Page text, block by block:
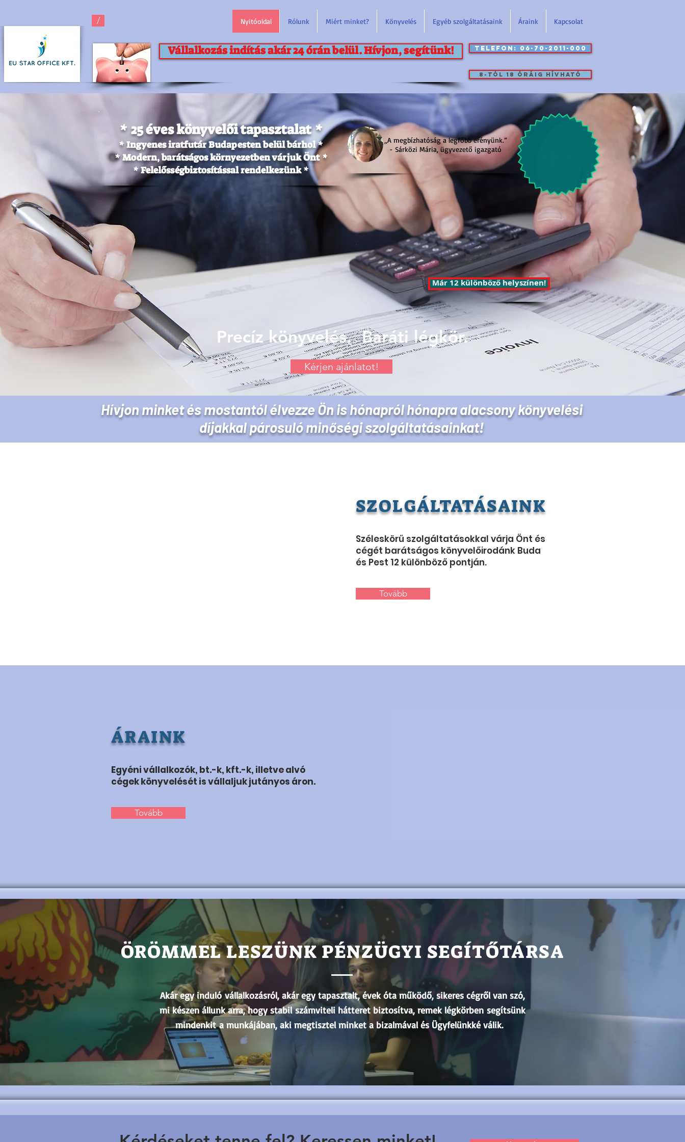
/ Nyitóoldal Rólunk Miért minket? Könyvelés Egyéb szolgáltatásaink Áraink Kapcsolat
Vállalkozás indítás akár 24 órán belül. Hívjon, segítünk! Telefon: 06-70-2011-000
8-tól 18 óráig hívható
* 25 éves könyvelői tapasztalat*
*Ingyenes iratfutár Budapesten belül bárhol*
*Modern, barátságos környezetben várjuk Önt*
*Felelősségbiztosítással rendelkezünk*
„A megbízhatóság a legfőbb erényünk.”
- Sárközi Mária, ügyvezető igazgató
Már 12 különböző helyszínen!
Adótanácsadás
Precíz könyvelés. Baráti légkör.
Kérjen ajánlatot!
Hívjon minket és mostantól élvezze Ön is hónapról hónapra alacsony könyvelési
díjakkal párosuló minőségi szolgáltatásainkat!
ÁRAINK
Egyéni vállalkozók, bt.-k, kft.-k, illetve alvó
cégek könyvelését is vállaljuk jutányos áron.
Tovább
SZOLGÁLTATÁSAINK
Széleskörű szolgáltatásokkal várja Önt és
cégét barátságos könyvelőirodánk Buda
és Pest 12 különböző pontján.
Tovább
ÖRÖMMEL LESZÜNK PÉNZÜGYI SEGÍTŐTÁRSA
Akár egy induló vállalkozásról, akár egy tapasztalt, évek óta működő, sikeres cégről van szó,
mi készen állunk arra, hogy stabil számviteli hátteret biztosítva, remek légkörben segítsünk
mindenkit a munkájában, aki megtisztel minket a bizalmával és Ügyfelünkké válik.